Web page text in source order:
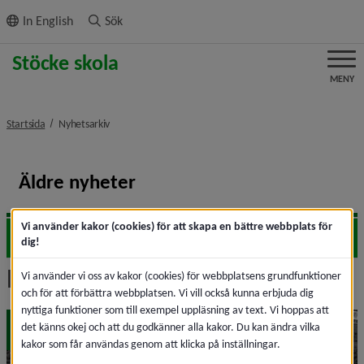
innehållet
In English Sök
MENY
Startsida Nyhetsarkivnivå i brödsmulenavigeringen
Äldre nyheter
2026
Nyhetsarkiv
maj
19
Vi använder kakor (cookies) för att skapa en bättre webbplats för
dig!
Vi använder vi oss av kakor (cookies) för webbplatsens grundfunktioner
och för att förbättra webbplatsen. Vi vill också kunna erbjuda dig
nyttiga funktioner som till exempel uppläsning av text. Vi hoppas att
det känns okej och att du godkänner alla kakor. Du kan ändra vilka
kakor som får användas genom att klicka på inställningar.